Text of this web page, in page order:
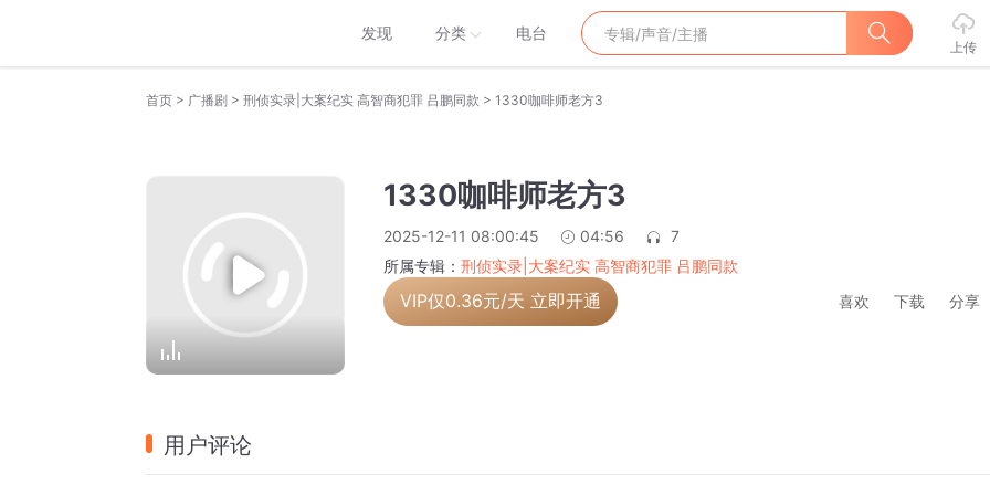
发现 分类 电台
上传
首页 > 广播剧 > 刑侦实录|大案纪实 高智商犯罪 吕鹏同款 > 1330咖啡师老方3
1330咖啡师老方3
2025-12-11 08:00:45 04:56
7
所属专辑： 刑侦实录|大案纪实 高智商犯罪 吕鹏同款
VIP仅0.36元/天 立即开通 喜欢 下载 分享
用户评论